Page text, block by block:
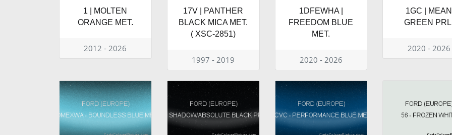
1 | MOLTEN
ORANGE MET.
2012 - 2026
17V | PANTHER
BLACK MICA MET.
( XSC-2851)
1997 - 2019
1DFEWHA |
FREEDOM BLUE
MET.
2020 - 2026
1GC | MEAN
GREEN
2020 - 2026